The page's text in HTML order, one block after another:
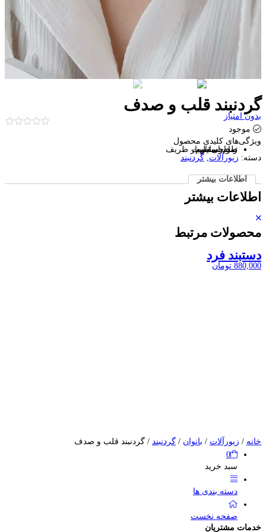
گردنبند قلب و صدف
بدون امتیاز
موجود
ویژگی‌های کلیدی محصول
تمام استیل
ضد حساسیت
زنجیر مقاوم
طراحی بسیار ظریف
دسته: زیورآلات گردنبند
اطلاعات بیشتر
اطلاعات بیشتر
محصولات مرتبط
دستبند فرد
880,000 تومان
خانه / زیورآلات / بانوان / گردنبند / گردنبند قلب و صدف
0
سبد خرید
دسته بندی ها
صفحه نخست
خدمات مشتریان